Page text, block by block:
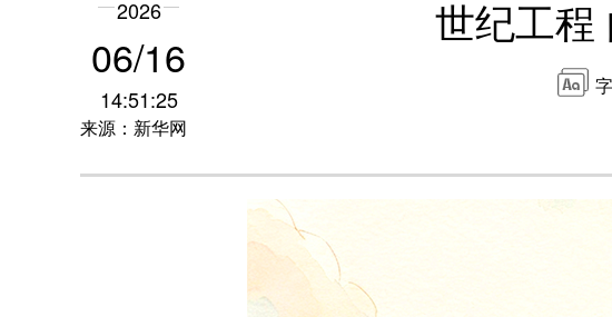
2026
06/16
14:51:25
来源：新华网
世纪工程